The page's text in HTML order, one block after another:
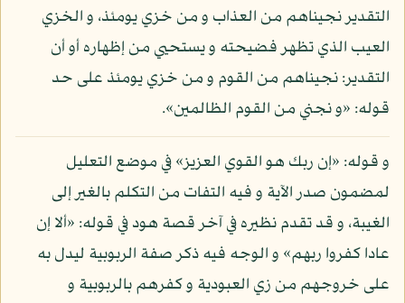
التقدير نجيناهم من العذاب و من خزي يومئذ، و الخزي
العيب الذي تظهر فضيحته و يستحيي من إظهاره أو أن
التقدير: نجيناهم من القوم و من خزي يومئذ على حد
قوله: «و نجني من القوم الظالمين».
و قوله: «إن ربك هو القوي العزيز» في موضع التعليل
لمضمون صدر الآية و فيه التفات من التكلم بالغير إلى
الغيبة، و قد تقدم نظيره في آخر قصة هود في قوله: «ألا إن
عادا كفروا ربهم» و الوجه فيه ذكر صفة الربوبية ليدل به
على خروجهم من زي العبودية و كفرهم بالربوبية و